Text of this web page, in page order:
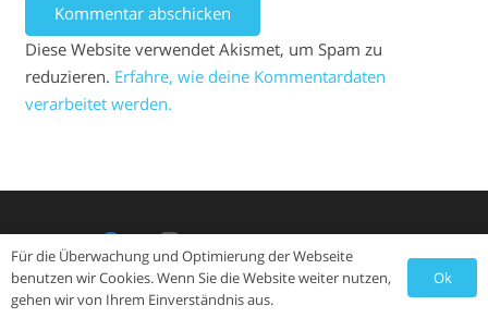
Kommentar abschicken
Diese Website verwendet Akismet, um Spam zu
reduzieren. Erfahre, wie deine Kommentardaten
verarbeitet werden.
© Copyright HSG Lauingen Wittislingen 2024
Für die Überwachung und Optimierung der Webseite
benutzen wir Cookies. Wenn Sie die Website weiter nutzen,
gehen wir von Ihrem Einverständnis aus.
Ok